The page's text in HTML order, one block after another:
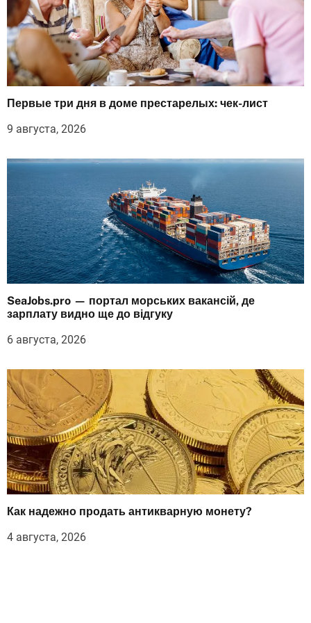
Первые три дня в доме престарелых: чек-лист
9 августа, 2026
SeaJobs.pro — портал морських вакансій, де
зарплату видно ще до відгуку
6 августа, 2026
Как надежно продать антикварную монету?
4 августа, 2026